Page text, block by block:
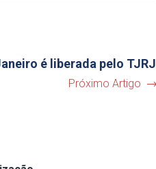
é liberada pelo TJRJ
Próximo Artigo